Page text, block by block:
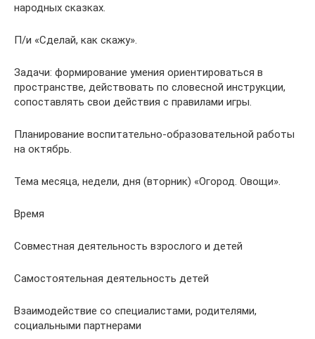
народных сказках.
П/и «Сделай, как скажу».
Задачи: формирование умения ориентироваться в
пространстве, действовать по словесной инструкции,
сопоставлять свои действия с правилами игры.
Планирование воспитательно-образовательной работы
на октябрь.
Тема месяца, недели, дня (вторник) «Огород. Овощи».
Время
Совместная деятельность взрослого и детей
Самостоятельная деятельность детей
Взаимодействие со специалистами, родителями,
социальными партнерами